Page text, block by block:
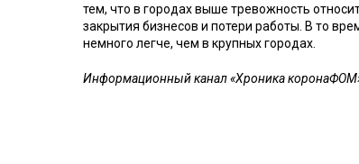
тем, что в городах выше тревожность
закрытия бизнесов и потери работы. В то
немного легче, чем в крупных городах.
Информационный канал «Хроника